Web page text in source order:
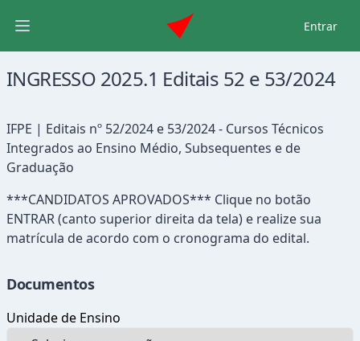
Abrir menu principal Entrar
INGRESSO 2025.1 Editais 52 e 53/2024
IFPE | Editais nº 52/2024 e 53/2024 - Cursos Técnicos
Integrados ao Ensino Médio, Subsequentes e de
Graduação
***CANDIDATOS APROVADOS*** Clique no botão
ENTRAR (canto superior direita da tela) e realize sua
matrícula de acordo com o cronograma do edital.
Documentos
Unidade de Ensino